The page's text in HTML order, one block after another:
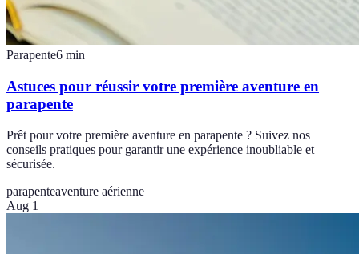
Parapente6 min
Astuces pour réussir votre première aventure en
parapente
Prêt pour votre première aventure en parapente ? Suivez nos
conseils pratiques pour garantir une expérience inoubliable et
sécurisée.
parapenteaventure aérienne
Aug 1